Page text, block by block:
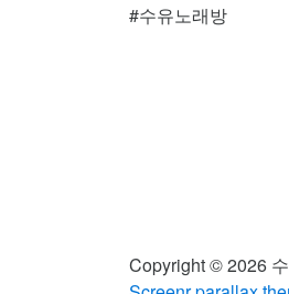
#수유노래방
Copyright © 2026